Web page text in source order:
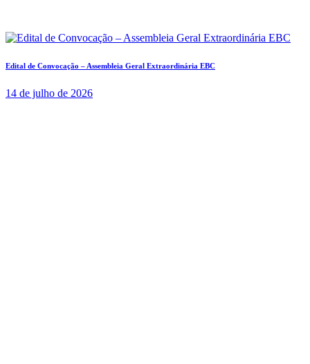
Edital de Convocação – Assembleia Geral Extraordinária EBC
14 de julho de 2026